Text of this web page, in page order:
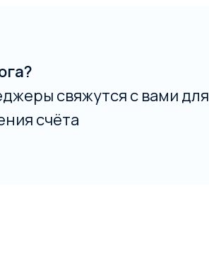
свяжутся с вами для
счёта